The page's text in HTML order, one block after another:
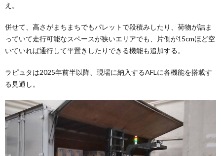
え。
併せて、高さがまちまちでもパレットで段積みしたり、荷物が詰ま
っていて走行可能なスペースが狭いエリアでも、片側が15cmほど空
いていれば通行して平置きしたりできる機能も追加する。
ラピュタは2025年前半以降、現場に納入するAFLに各機能を搭載す
る見通し。